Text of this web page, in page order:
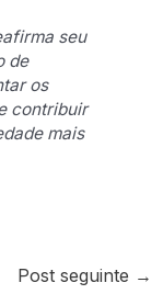
seu
de
os
contribuir
mais
Post seguinte →